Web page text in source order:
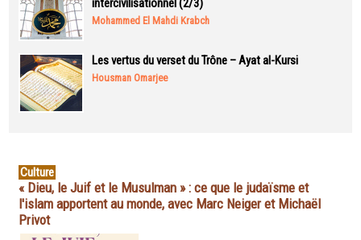
intercivilisationnel (2/3)
Mohammed El Mahdi Krabch
Les vertus du verset du Trône – Ayat al-Kursi
Housman Omarjee
Culture
« Dieu, le Juif et le Musulman » : ce que le judaïsme et
l'islam apportent au monde, avec Marc Neiger et Michaël
Privot